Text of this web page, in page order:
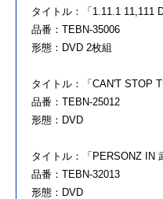
タイトル：「1.11.1 11,111
品番：TEBN-35006
形態：DVD 2枚組
タイトル：「CAN'T STOP
品番：TEBN-25012
形態：DVD
タイトル：「PERSONZ IN
品番：TEBN-32013
形態：DVD